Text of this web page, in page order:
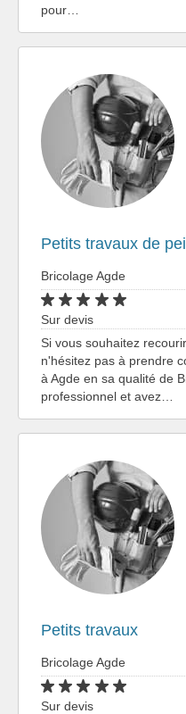
pour…
Petits travaux de
Bricolage Agde
Sur devis
Si vous souhaitez
n'hésitez pas à prendre
à Agde en sa qualité de
professionnel et avez…
Petits travaux
Bricolage Agde
Sur devis